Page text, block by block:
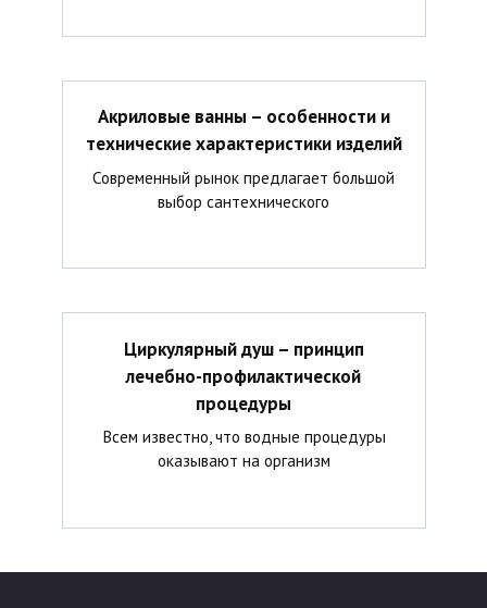
Акриловые ванны – особенности и
технические характеристики изделий
Современный рынок предлагает большой
выбор сантехнического
Циркулярный душ – принцип
лечебно-профилактической
процедуры
Всем известно, что водные процедуры
оказывают на организм